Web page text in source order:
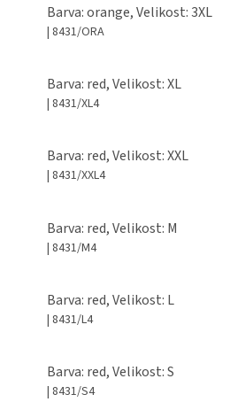
Barva: orange, Velikost: 3XL
| 8431/ORA
Barva: red, Velikost: XL
| 8431/XL4
Barva: red, Velikost: XXL
| 8431/XXL4
Barva: red, Velikost: M
| 8431/M4
Barva: red, Velikost: L
| 8431/L4
Barva: red, Velikost: S
| 8431/S4